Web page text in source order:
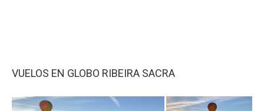
VUELOS EN GLOBO RIBEIRA SACRA